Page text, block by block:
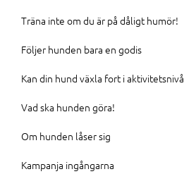
Träna inte om du är på dåligt humör!
Följer hunden bara en godis
Kan din hund växla fort i aktivitetsnivå
Vad ska hunden göra!
Om hunden låser sig
Kampanja ingångarna